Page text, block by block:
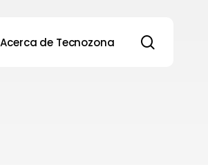
Acerca de Tecnozona